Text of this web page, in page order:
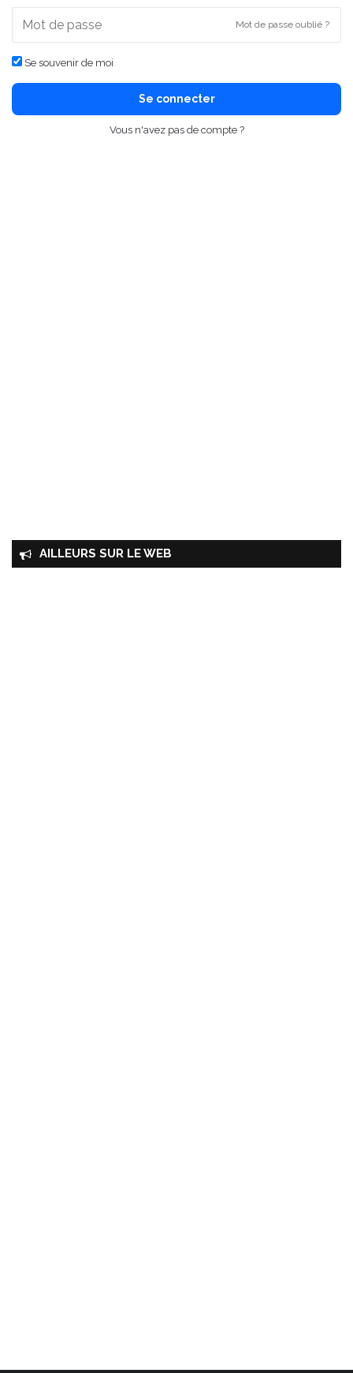
Mot de passe oublié ?
Se souvenir de moi
Se connecter
Vous n'avez pas de compte ?
AILLEURS SUR LE WEB